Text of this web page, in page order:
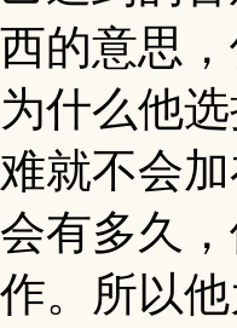
的意思
什么他
就不会
有多久
。所以